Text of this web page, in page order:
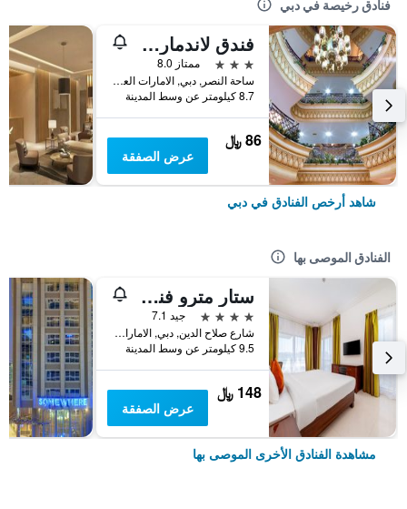
فنادق رخيصة في دبي
فندق لاندمارك بلازا
3 نجوم
ممتاز 8.0
ساحة النصر, دبي, الامارات العربية المتحدة
8.7 كيلومتر عن وسط المدينة
86 ﷼
عرض الصفقة
شاهد أرخص الفنادق في دبي
الفنادق الموصى بها
ستار مترو فندق ديرة دبي
4 نجوم
جيد 7.1
شارع صلاح الدين, دبي, الامارات العربية المتحدة
9.5 كيلومتر عن وسط المدينة
148 ﷼
عرض الصفقة
مشاهدة الفنادق الأخرى الموصى بها